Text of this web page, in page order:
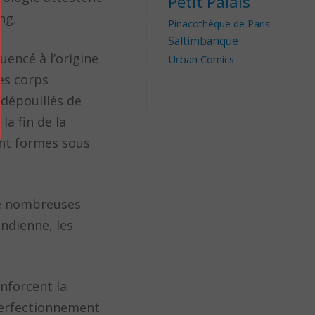
à l’origine
corps
de
fin de la
formes sous
les
la
Pinacothèque de Paris
Saltimbanque
Urban Comics